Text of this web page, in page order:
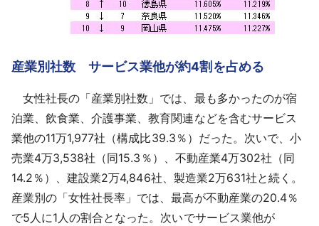
産業別社数 サービス業他が約4割を占める
女性社長の「産業別社数」では、最も多かったのが宿
泊業、飲食業、介護事業、教育関連などを含むサービス
業他の11万1,977社（構成比39.3％）だった。次いで、小
売業4万3,538社（同15.3％）、不動産業4万302社（同
14.2％）、建設業2万4,846社、製造業2万631社と続く。
産業別の「女性社長率」では、最高が不動産業の20.4％
で5人に1人の割合となった。次いでサービス業他が